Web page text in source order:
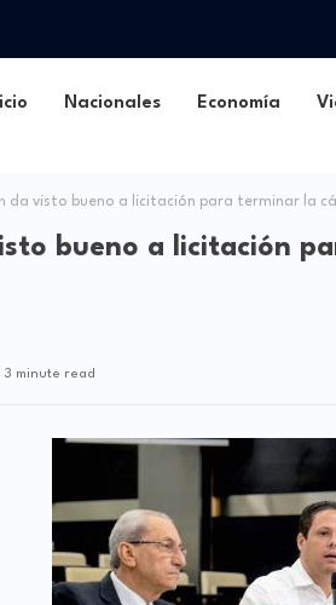
Nacionales Economía
da visto bueno a licitación para terminar la
bueno a licitación
3 minute read